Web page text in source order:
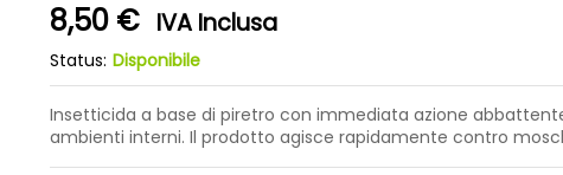
8,50 € IVA Inclusa
Status: Disponibile
Insetticida a base di piretro con immediata azione
ambienti interni. Il prodotto agisce rapidamente contro